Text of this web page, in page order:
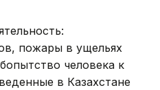
пожары в ущельях
человека к
в Казахстане